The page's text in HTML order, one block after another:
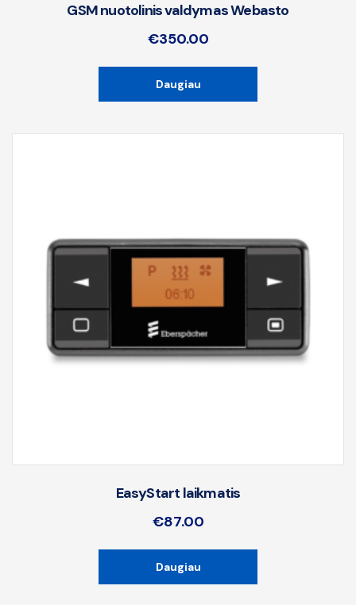
GSM nuotolinis valdymas Webasto
€350.00
Daugiau
EasyStart laikmatis
€87.00
Daugiau